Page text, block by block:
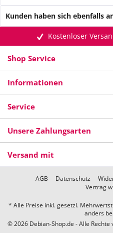
Kunden haben sich ebenfalls
Kostenloser
Shop Service
Informationen
Service
Unsere Zahlungsarten
Versand mit
AGB Datenschutz
Vertrag
* Alle Preise inkl. gesetzl.
anders
© 2026 Debian-Shop.de - Alle